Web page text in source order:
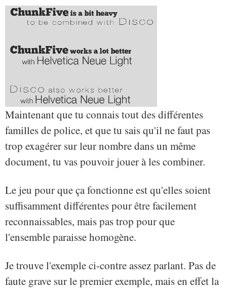
Maintenant que tu connais tout des différentes
familles de police, et que tu sais qu'il ne faut pas
trop exagérer sur leur nombre dans un même
document, tu vas pouvoir jouer à les combiner.
Le jeu pour que ça fonctionne est qu'elles soient
suffisamment différentes pour être facilement
reconnaissables, mais pas trop pour que
l'ensemble paraisse homogène.
Je trouve l'exemple ci-contre assez parlant. Pas de
faute grave sur le premier exemple, mais en effet la